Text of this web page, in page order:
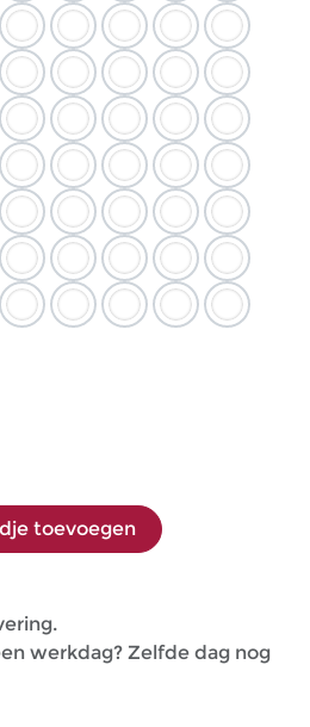
toevoegen
werkdag? Zelfde dag nog